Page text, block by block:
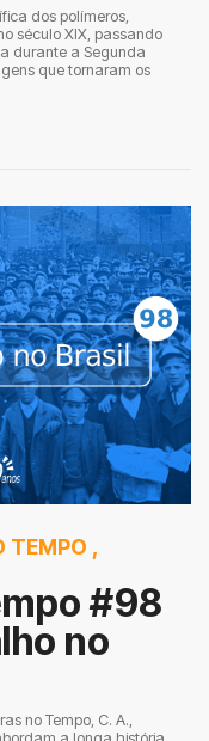
dos polímeros,
século XIX, passando
durante a Segunda
que tornaram os
TEMPO ,
#98
no
no Tempo, C. A.,